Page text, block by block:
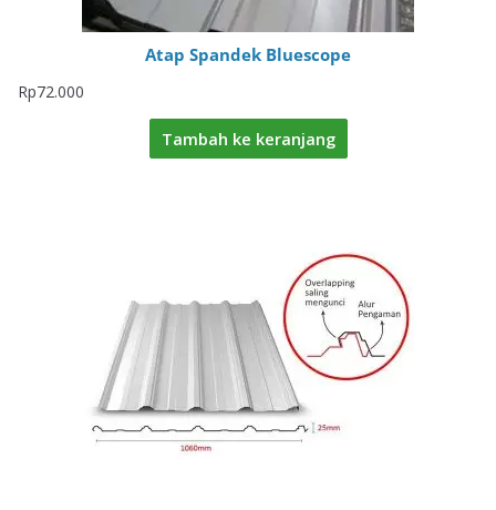
Atap Spandek Bluescope
Rp72.000
Tambah ke keranjang